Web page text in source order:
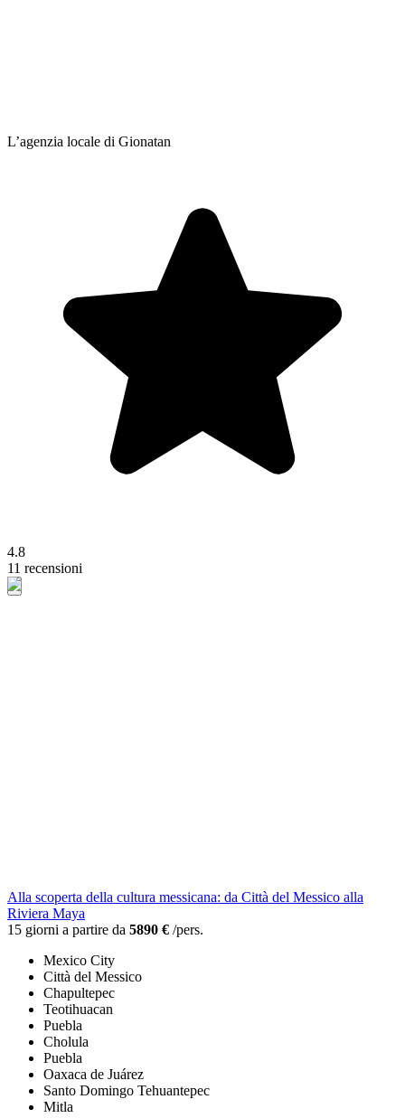
L’agenzia locale di Gionatan
4.8
11 recensioni
Alla scoperta della cultura messicana: da Città del Messico alla
Riviera Maya
15 giorni a partire da 5890 € /pers.
Mexico City
Città del Messico
Chapultepec
Teotihuacan
Puebla
Cholula
Puebla
Oaxaca de Juárez
Santo Domingo Tehuantepec
Mitla